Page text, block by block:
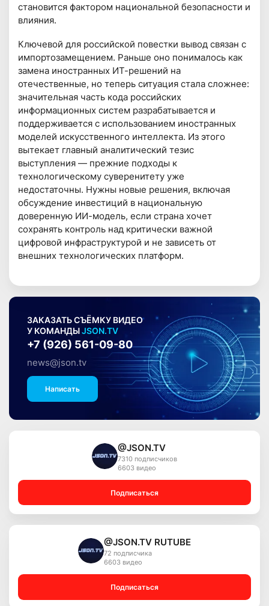
становится фактором национальной безопасности и
влияния.
Ключевой для российской повестки вывод связан с
импортозамещением. Раньше оно понималось как
замена иностранных ИТ-решений на
отечественные, но теперь ситуация стала сложнее:
значительная часть кода российских
информационных систем разрабатывается и
поддерживается с использованием иностранных
моделей искусственного интеллекта. Из этого
вытекает главный аналитический тезис
выступления — прежние подходы к
технологическому суверенитету уже
недостаточны. Нужны новые решения, включая
обсуждение инвестиций в национальную
доверенную ИИ-модель, если страна хочет
сохранять контроль над критически важной
цифровой инфраструктурой и не зависеть от
внешних технологических платформ.
ЗАКАЗАТЬ СЪЁМКУ ВИДЕО
У КОМАНДЫJSON.TV
+7 (926) 561-09-80
news@json.tv
Написать
@JSON.TV
7310 подписчиков
6603 видео
Подписаться
@JSON.TV RUTUBE
72 подписчика
6603 видео
Подписаться